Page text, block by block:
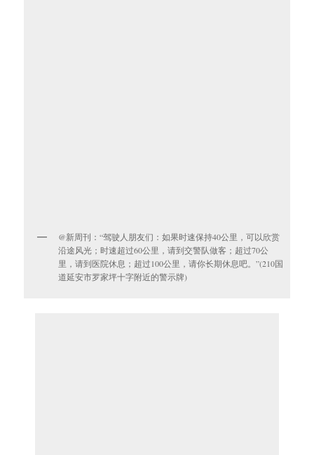
@新周刊：“驾驶人朋友们：如果时速保持40公里，可以欣赏
沿途风光；时速超过60公里，请到交警队做客；超过70公
里，请到医院休息；超过100公里，请你长期休息吧。”(210国
道延安市罗家坪十字附近的警示牌)